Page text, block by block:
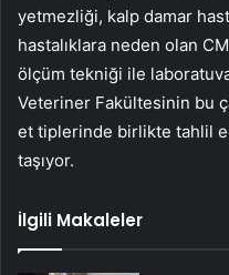
yetmezliği, kalp damar
hastalıklara neden olan
ölçüm tekniği ile
Veteriner Fakültesinin bu
et tiplerinde birlikte tahlil
taşıyor.
İlgili Makaleler